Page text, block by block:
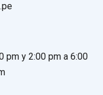
pm y 2:00 pm a 6:00